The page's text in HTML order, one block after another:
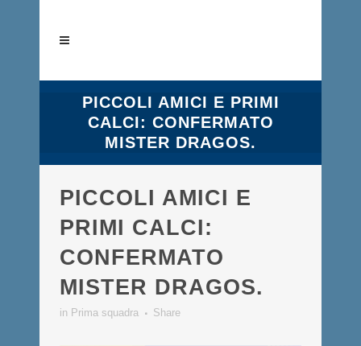
PICCOLI AMICI E PRIMI
CALCI: CONFERMATO
MISTER DRAGOS.
PICCOLI AMICI E
PRIMI CALCI:
CONFERMATO
MISTER DRAGOS.
in Prima squadra Share